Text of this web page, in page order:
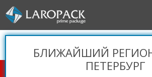
Санкт-Петербург
+7 (812) 309 36 06
КАТАЛОГ ТОВАРОВ
БЛИЖАЙШИЙ
ПЕТЕРБУРГ